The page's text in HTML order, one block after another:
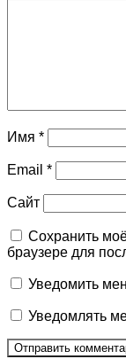
Имя *
Email *
Сайт
Сохранить
браузере для
Уведомить
Уведомлять